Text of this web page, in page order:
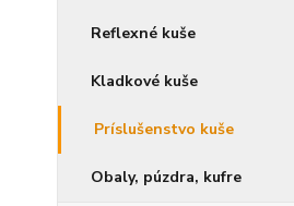
Reflexné kuše
Kladkové kuše
Príslušenstvo kuše
Obaly, púzdra, kufre